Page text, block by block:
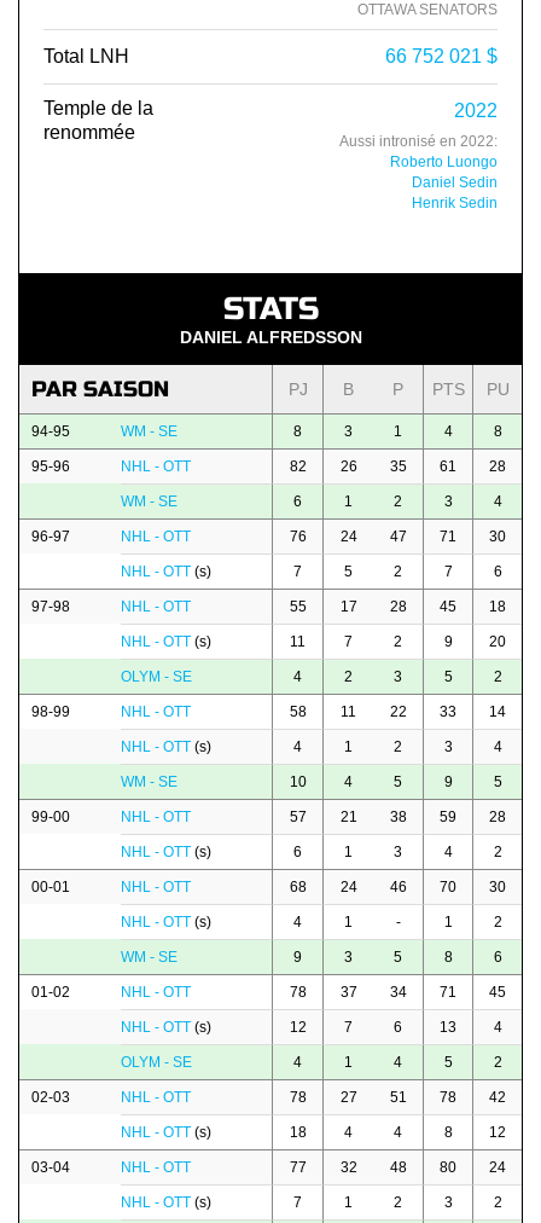
OTTAWA SENATORS
Total LNH 66 752 021 $
Temple de la
renommée
2022
Aussi intronisé en 2022:
Roberto Luongo
Daniel Sedin
Henrik Sedin
STATS
DANIEL ALFREDSSON
PAR SAISON PJ B P PTS PU
94-95 WM - SE 8 3 1 4 8
95-96 NHL - OTT 82 26 35 61 28
WM - SE 6 1 2 3 4
96-97 NHL - OTT 76 24 47 71 30
NHL - OTT (s) 7 5 2 7 6
97-98 NHL - OTT 55 17 28 45 18
NHL - OTT (s) 11 7 2 9 20
OLYM - SE 4 2 3 5 2
98-99 NHL - OTT 58 11 22 33 14
NHL - OTT (s) 4 1 2 3 4
WM - SE 10 4 5 9 5
99-00 NHL - OTT 57 21 38 59 28
NHL - OTT (s) 6 1 3 4 2
00-01 NHL - OTT 68 24 46 70 30
NHL - OTT (s) 4 1 - 1 2
WM - SE 9 3 5 8 6
01-02 NHL - OTT 78 37 34 71 45
NHL - OTT (s) 12 7 6 13 4
OLYM - SE 4 1 4 5 2
02-03 NHL - OTT 78 27 51 78 42
NHL - OTT (s) 18 4 4 8 12
03-04 NHL - OTT 77 32 48 80 24
NHL - OTT (s) 7 1 2 3 2